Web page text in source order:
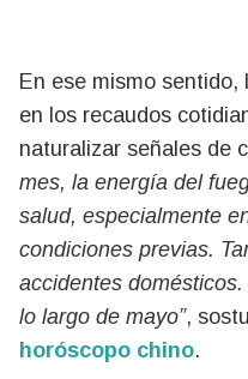
En ese mismo
en los recaudos
naturalizar señales de
mes, la energía del
salud, especialmente
condiciones previas.
accidentes
lo largo de mayo”,
horóscopo chino.